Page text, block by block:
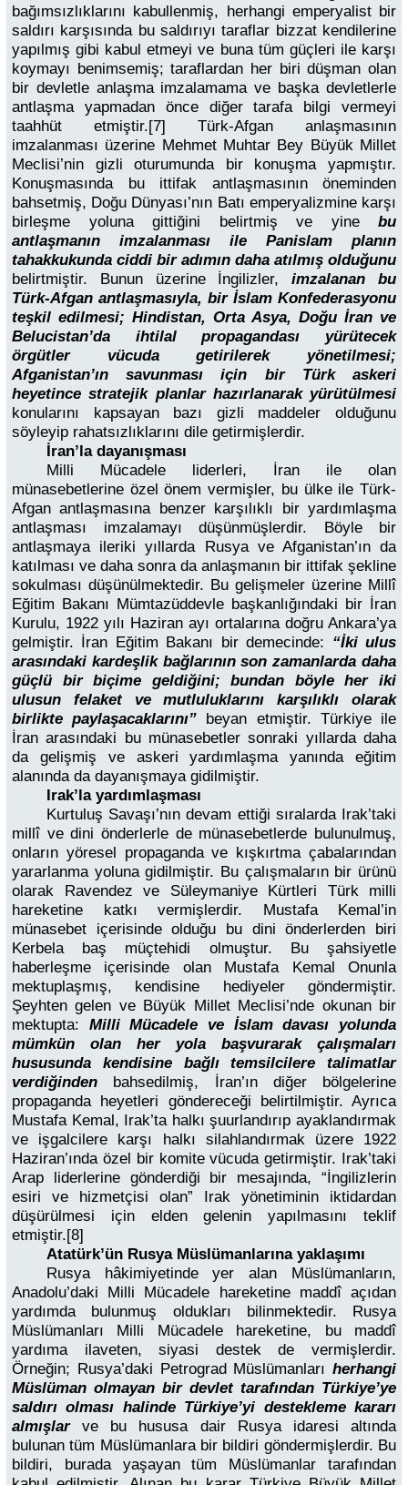
bağımsızlıklarını kabullenmiş, herhangi emperyalist bir
saldırı karşısında bu saldırıyı taraflar bizzat kendilerine
yapılmış gibi kabul etmeyi ve buna tüm güçleri ile karşı
koymayı benimsemiş; taraflardan her biri düşman olan
bir devletle anlaşma imzalamama ve başka devletlerle
antlaşma yapmadan önce diğer tarafa bilgi vermeyi
taahhüt etmiştir.[7] Türk-Afgan anlaşmasının
imzalanması üzerine Mehmet Muhtar Bey Büyük Millet
Meclisi’nin gizli oturumunda bir konuşma yapmıştır.
Konuşmasında bu ittifak antlaşmasının öneminden
bahsetmiş, Doğu Dünyası’nın Batı emperyalizmine karşı
birleşme yoluna gittiğini belirtmiş ve yine bu
antlaşmanın imzalanması ile Panislam planın
tahakkukunda ciddi bir adımın daha atılmış olduğunu
belirtmiştir.
Bunun üzerine İngilizler,imzalanan bu
Türk-Afgan antlaşmasıyla, bir İslam Konfederasyonu
teşkil edilmesi; Hindistan, Orta Asya, Doğu İran ve
Belucistan’da ihtilal propagandası yürütecek
örgütler vücuda getirilerek yönetilmesi;
Afganistan’ın savunması için bir Türk askeri
heyetince stratejik planlar hazırlanarak yürütülmesi
konularını kapsayan bazı gizli maddeler olduğunu
söyleyip rahatsızlıklarını dile getirmişlerdir.
İran’la dayanışması
Milli Mücadele liderleri, İran ile olan
münasebetlerine özel önem vermişler, bu ülke ile Türk-
Afgan antlaşmasına benzer karşılıklı bir yardımlaşma
antlaşması imzalamayı düşünmüşlerdir. Böyle bir
antlaşmaya ileriki yıllarda Rusya ve Afganistan’ın da
katılması ve daha sonra da anlaşmanın bir ittifak şekline
sokulması düşünülmektedir. Bu gelişmeler üzerine Millî
Eğitim Bakanı Mümtazüddevle başkanlığındaki bir İran
Kurulu, 1922 yılı Haziran ayı ortalarına doğru Ankara’ya
gelmiştir. İran Eğitim Bakanı bir demecinde: “İki ulus
arasındaki kardeşlik bağlarının son zamanlarda daha
güçlü bir biçime geldiğini; bundan böyle her iki
ulusun felaket ve mutluluklarını karşılıklı olarak
birlikte paylaşacaklarını” beyan etmiştir. Türkiye ile
İran arasındaki bu münasebetler sonraki yıllarda daha
da gelişmiş ve askeri yardımlaşma yanında eğitim
alanında da dayanışmaya gidilmiştir.
Irak’la yardımlaşması
Kurtuluş Savaşı’nın devam ettiği sıralarda Irak’taki
millî ve dini önderlerle de münasebetlerde bulunulmuş,
onların yöresel propaganda ve kışkırtma çabalarından
yararlanma yoluna gidilmiştir. Bu çalışmaların bir ürünü
olarak Ravendez ve Süleymaniye Kürtleri Türk milli
hareketine katkı vermişlerdir. Mustafa Kemal’in
münasebet içerisinde olduğu bu dini önderlerden biri
Kerbela baş müçtehidi olmuştur. Bu şahsiyetle
haberleşme içerisinde olan Mustafa Kemal Onunla
mektuplaşmış, kendisine hediyeler göndermiştir.
Şeyhten gelen ve Büyük Millet Meclisi’nde okunan bir
mektupta: Milli Mücadele ve İslam davası yolunda
mümkün olan her yola başvurarak çalışmaları
hususunda kendisine bağlı temsilcilere talimatlar
verdiğinden bahsedilmiş, İran’ın diğer bölgelerine
propaganda heyetleri göndereceği belirtilmiştir. Ayrıca
Mustafa Kemal, Irak’ta halkı şuurlandırıp ayaklandırmak
ve işgalcilere karşı halkı silahlandırmak üzere 1922
Haziran’ında özel bir komite vücuda getirmiştir. Irak’taki
Arap liderlerine gönderdiği bir mesajında, “İngilizlerin
esiri ve hizmetçisi olan” Irak yönetiminin iktidardan
düşürülmesi için elden gelenin yapılmasını teklif
etmiştir.[8]
Atatürk’ün Rusya Müslümanlarına yaklaşımı
Rusya hâkimiyetinde yer alan Müslümanların,
Anadolu’daki Milli Mücadele hareketine maddî açıdan
yardımda bulunmuş oldukları bilinmektedir. Rusya
Müslümanları Milli Mücadele hareketine, bu maddî
yardıma ilaveten, siyasi destek de vermişlerdir.
Örneğin; Rusya’daki Petrograd Müslümanları herhangi
Müslüman olmayan bir devlet tarafından Türkiye’ye
saldırı olması halinde Türkiye’yi destekleme kararı
almışlarve bu hususa dair Rusya idaresi altında
bulunan tüm Müslümanlara bir bildiri göndermişlerdir. Bu
bildiri, burada yaşayan tüm Müslümanlar tarafından